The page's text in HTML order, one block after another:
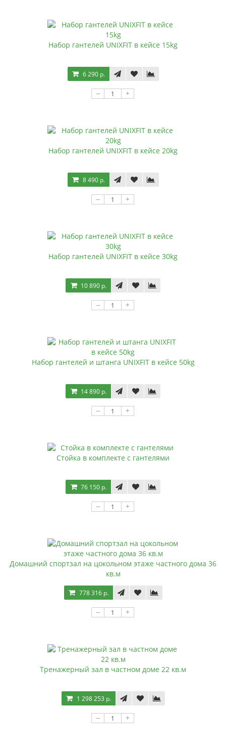
Набор гантелей UNIXFIT в кейсе 15kg
6 290 р.
– +
Набор гантелей UNIXFIT в кейсе 20kg
8 490 р.
– +
Набор гантелей UNIXFIT в кейсе 30kg
10 890 р.
– +
Набор гантелей и штанга UNIXFIT в кейсе 50kg
14 890 р.
– +
Стойка в комплекте с гантелями
76 150 р.
– +
Домашний спортзал на цокольном этаже частного дома 36
кв.м
778 316 р.
– +
Тренажерный зал в частном доме 22 кв.м
1 298 253 р.
– +